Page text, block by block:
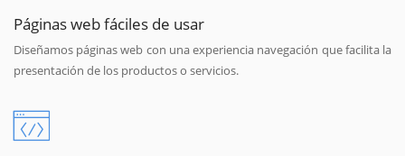
Páginas web fáciles de usar
Diseñamos páginas web con una experiencia navegación que facilita la
presentación de los productos o servicios.